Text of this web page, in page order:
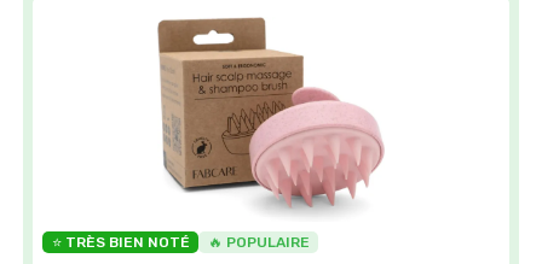
⭐ TRÈS BIEN NOTÉ 🔥 POPULAIRE